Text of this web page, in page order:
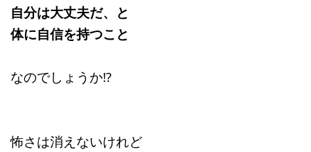
自分は大丈夫だ、と
体に自信を持つこと
なのでしょうか⁉
怖さは消えないけれど